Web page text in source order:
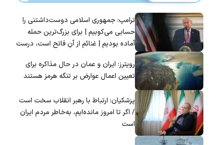
ترامپ: جمهوری اسلامی دوست‌داشتنی را
حسابی می‌کوبیم | برای بزرگ‌ترین حمله
آماده بودیم | غنائم از آنِ فاتح است، درست
رویترز: ایران و عمان در حال مذاکره برای
تعیین اعمال عوارض بر تنگه هرمز هستند
پزشکیان: ارتباط با رهبر انقلاب سخت است
/ اگر تا امروز مانده‌ایم، به‌خاطر مردم ایران
است